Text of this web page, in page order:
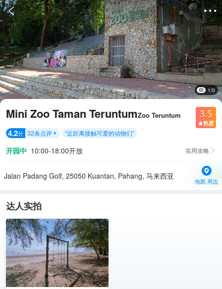
 
1/0
Mini Zoo Taman TeruntumZoo Teruntum 3.5
 热度
4.2分 32条点评  “近距离接触可爱的动物们”
开园中 10:00-18:00开放 实用攻略 
Jalan Padang Golf, 25050 Kuantan, Pahang, 马来西亚
地图·周边
达人实拍